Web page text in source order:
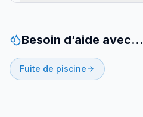
Besoin d’aide avec…
Fuite de piscine